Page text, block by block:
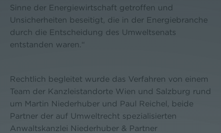
Sinne der Energiewirtschaft getroffen und
Unsicherheiten beseitigt, die in der Energiebranche
durch die Entscheidung des Umweltsenats
entstanden waren.“
Rechtlich begleitet wurde das Verfahren von einem
Team der Kanzleistandorte Wien und Salzburg rund
um Martin Niederhuber und Paul Reichel, beide
Partner der auf Umweltrecht spezialisierten
Anwaltskanzlei Niederhuber & Partner